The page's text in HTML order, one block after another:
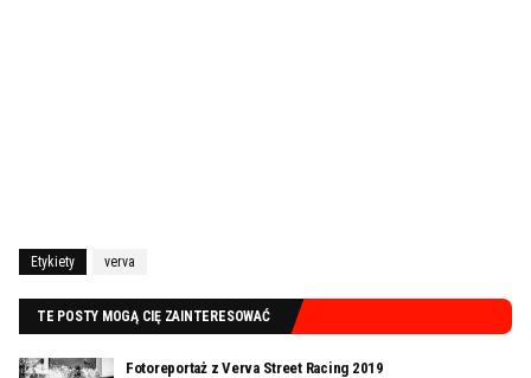
Etykiety verva
TE POSTY MOGĄ CIĘ ZAINTERESOWAĆ
Fotoreportaż z Verva Street Racing 2019